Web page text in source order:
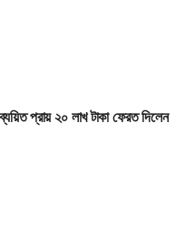
প্রায় ২০ লাখ টাকা ফেরত দিলেন